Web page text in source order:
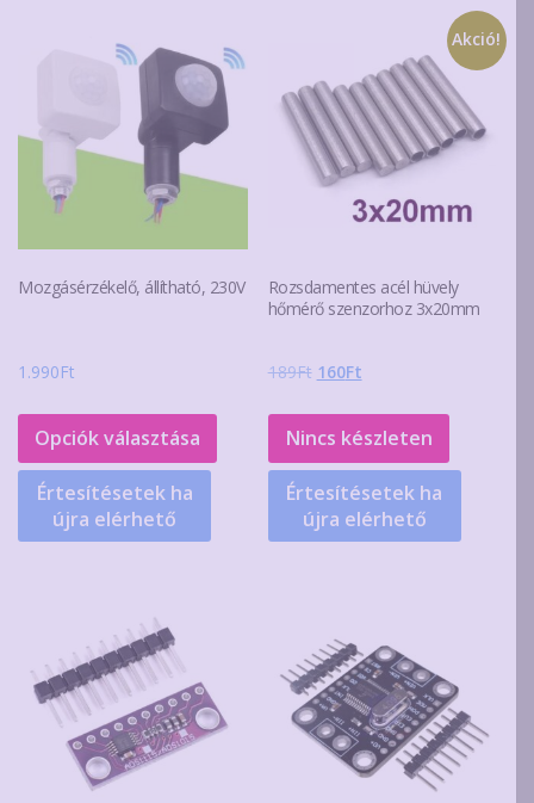
Mozgásérzékelő, állítható, 230V
1.990Ft
Opciók választása
terméknek
termékoldalon
választhatók
ki
Értesítésetek ha
újra elérhető
Akció!
Rozsdamentes acél hüvely
hőmérő szenzorhoz 3x20mm
189Ft Original
was:
189Ft.
160FtCurrent
is:
160Ft.
Nincs készleten
Értesítésetek ha
újra elérhető